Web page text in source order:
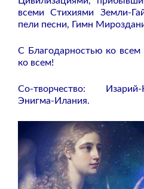
всеми Стихиями Земли-
пели песни, Гимн
С Благодарностью ко
ко всем!
Со-творчество:
Энигма-Илания.